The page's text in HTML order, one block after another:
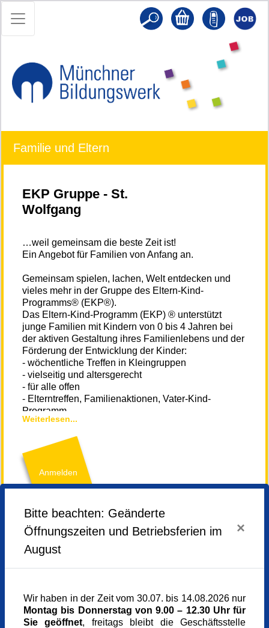
Familie und Eltern
EKP Gruppe - St.
Wolfgang
…weil gemeinsam die beste Zeit ist!
Ein Angebot für Familien von Anfang an.
Gemeinsam spielen, lachen, Welt entdecken und
vieles mehr in der Gruppe des Eltern-Kind-
Programms® (EKP®).
Das Eltern-Kind-Programm (EKP) ® unterstützt
junge Familien mit Kindern von 0 bis 4 Jahren bei
der aktiven Gestaltung ihres Familienlebens und der
Förderung der Entwicklung der Kinder:
- wöchentliche Treffen in Kleingruppen
- vielseitig und altersgerecht
- für alle offen
- Elterntreffen, Familienaktionen, Vater-Kind-
Programm
- geleitet von einer qualifizierten Gruppenleiterin.
Du möchtest Dir vorab ein Bild machen?
Zum EKP Film
Der Termin für das Zusatztreffen wird von der
Neue Familien melden Sie sich bitte vor einer
Anmeldung im Bildungswerk bei Frau Katrin Metz
unter KMetz@muenchner-bildungswerk.de oder
unter 089- 54 58 05 41 und werden dann an die
Gruppenleitung weitergeleitet für einen ersten
Weiterlesen...
Anmelden
Freitag,
Freitag,16.05.2025,09.30 - 11.45 Uhr
Freitag,23.05.2025,
Freitag,30.05.2025,
Freitag,06.06.2025,09.30 - 11.45 Uhr
Freitag,11.07.2025,09.30 - 11.45 Uhr
Freitag,18.07.2025,09.30 - 11.45 Uhr
Freitag,25.07.2025,09.30 - 11.45 Uhr
Bitte beachten: Geänderte
Öffnungszeiten und Betriebsferien im
August
×
Wir haben in der Zeit vom 30.07. bis 14.08.2026 nur
Montag bis Donnerstag von 9.00 – 12.30 Uhr für
Sie geöffnet, freitags bleibt die Geschäftsstelle